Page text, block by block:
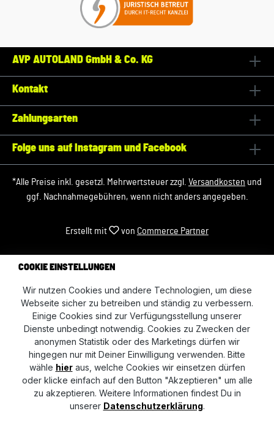
AVP AUTOLAND GmbH & Co. KG
Kontakt
Zahlungsarten
Folge uns auf Instagram und Facebook
*Alle Preise inkl. gesetzl. Mehrwertsteuer zzgl. Versandkosten und
ggf. Nachnahmegebühren, wenn nicht anders angegeben.
Erstellt mit von Commerce Partner
COOKIE EINSTELLUNGEN
Wir nutzen Cookies und andere Technologien, um diese
Webseite sicher zu betreiben und ständig zu verbessern.
Einige Cookies sind zur Verfügungsstellung unserer
Dienste unbedingt notwendig. Cookies zu Zwecken der
anonymen Statistik oder des Marketings dürfen wir
hingegen nur mit Deiner Einwilligung verwenden. Bitte
wähle hieraus, welche Cookies wir einsetzen dürfen
oder klicke einfach auf den Button "Akzeptieren" um alle
zu akzeptieren. Weitere Informationen findest Du in
unserer Datenschutzerklärung.